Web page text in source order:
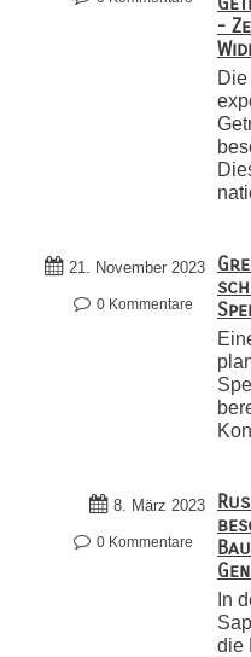
-
21. November 2023
0 Kommentare
8. März 2023
0 Kommentare
In
die